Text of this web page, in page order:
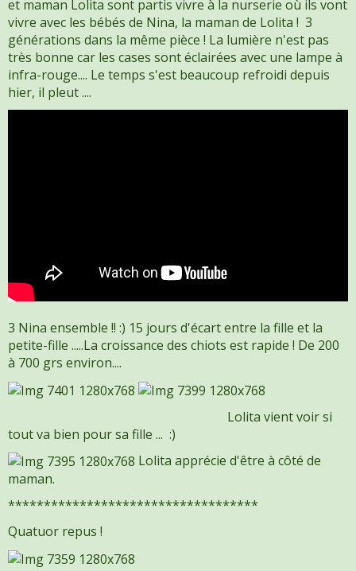
et maman Lolita sont partis vivre à la nurserie où ils vont
vivre avec les bébés de Nina, la maman de Lolita ! 3
générations dans la même pièce ! La lumière n'est pas
très bonne car les cases sont éclairées avec une lampe à
infra-rouge.... Le temps s'est beaucoup refroidi depuis
hier, il pleut ....
3 Nina ensemble !! :) 15 jours d'écart entre la fille et la
petite-fille .....La croissance des chiots est rapide ! De 200
à 700 grs environ....
Lolita vient voir si
tout va bien pour sa fille ... :)
Lolita apprécie d'être à côté de
maman.
***********************************
Quatuor repus !